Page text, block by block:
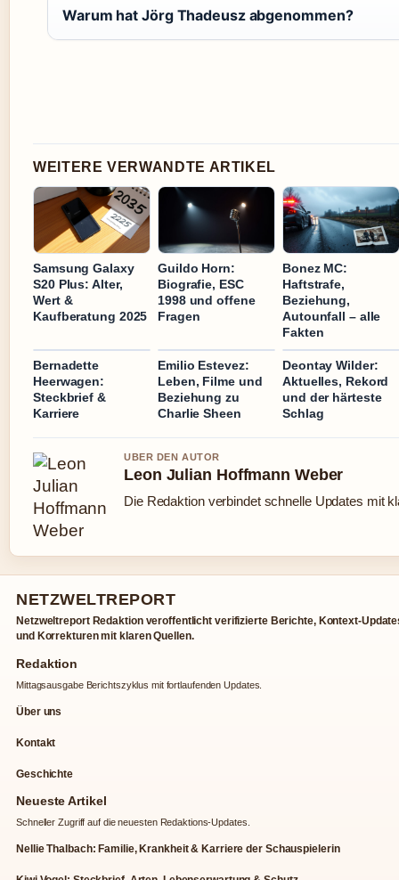
Warum hat Jörg Thadeusz abgenommen?
WEITERE VERWANDTE ARTIKEL
Samsung Galaxy
S20 Plus: Alter,
Wert &
Kaufberatung 2025
Guildo Horn:
Biografie, ESC
1998 und offene
Fragen
Bonez MC:
Haftstrafe,
Beziehung,
Autounfall – alle
Fakten
Bernadette
Heerwagen:
Steckbrief &
Karriere
Emilio Estevez:
Leben, Filme und
Beziehung zu
Charlie Sheen
Deontay Wilder:
Aktuelles, Rekord
und der härteste
Schlag
UBER DEN AUTOR
Leon Julian Hoffmann Weber
Die Redaktion verbindet schnelle Updates mit
NETZWELTREPORT
Netzweltreport Redaktion veroffentlicht verifizierte Berichte, Kontext-
und Korrekturen mit klaren Quellen.
Redaktion
Mittagsausgabe Berichtszyklus mit fortlaufenden Updates.
Über uns
Kontakt
Geschichte
Neueste Artikel
Schneller Zugriff auf die neuesten Redaktions-Updates.
Nellie Thalbach: Familie, Krankheit & Karriere der Schauspielerin